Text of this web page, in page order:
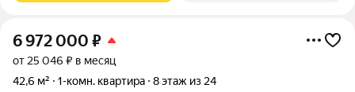
6 972 000 ₽
от 25 046 ₽ в месяц
42,6 м²
1-комн. квартира 8 этаж из 24